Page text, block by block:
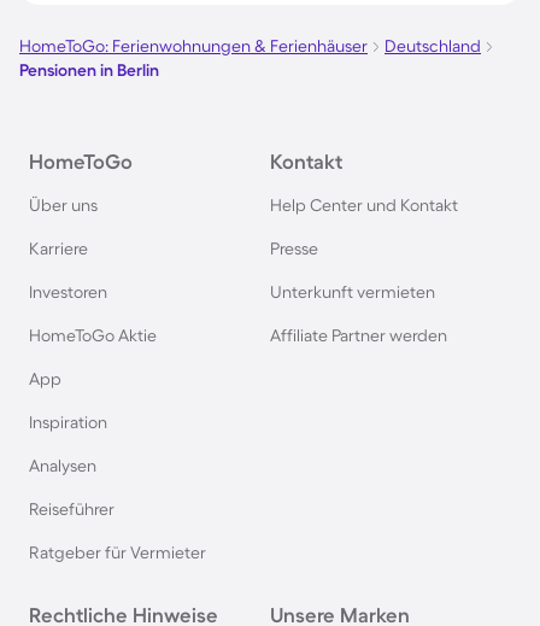
Pensionen im Schwarzwald
Pensionen in Schweden
Pensionen in Italien
Pensionen auf Sardinien
Pensionen an der Polnischen Ostsee
HomeToGo: Ferienwohnungen & Ferienhäuser
Deutschland
Pensionen in Berlin
HomeToGo
Über uns
Karriere
Investoren
HomeToGo Aktie
App
Inspiration
Analysen
Reiseführer
Ratgeber für Vermieter
Kontakt
Help Center und Kontakt
Presse
Unterkunft vermieten
Affiliate Partner werden
Rechtliche Hinweise Unsere Marken